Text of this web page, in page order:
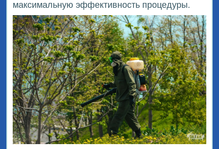
максимальную эффективность процедуры.